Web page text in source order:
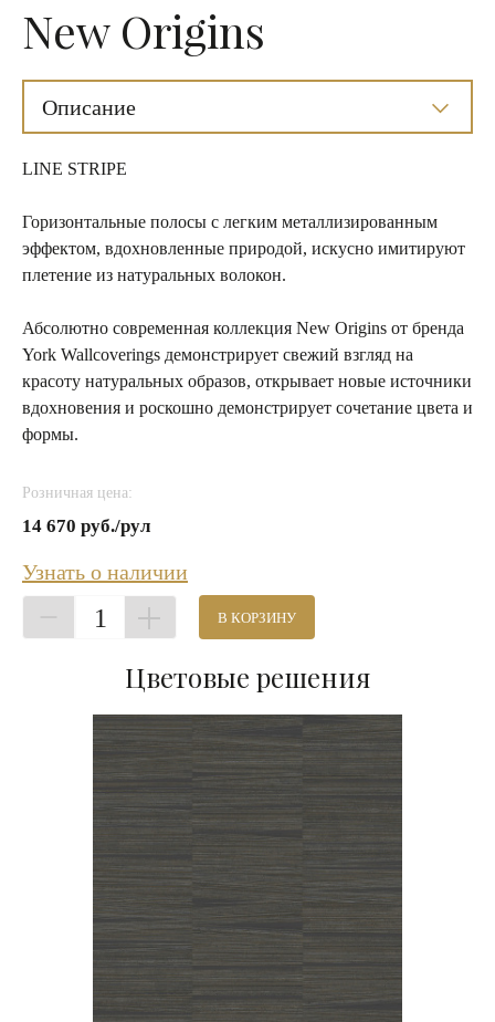
New Origins
Описание
LINE STRIPE
Горизонтальные полосы с легким металлизированным
эффектом, вдохновленные природой, искусно имитируют
плетение из натуральных волокон.
Абсолютно современная коллекция New Origins от бренда
York Wallcoverings демонстрирует свежий взгляд на
красоту натуральных образов, открывает новые источники
вдохновения и роскошно демонстрирует сочетание цвета и
формы.
Розничная цена:
14 670 руб./рул
Узнать о наличии
1 В КОРЗИНУ
Цветовые решения